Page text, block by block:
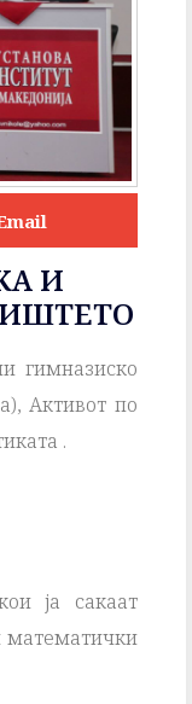
И
гимназиско
Активот по
.
ја сакаат
математички